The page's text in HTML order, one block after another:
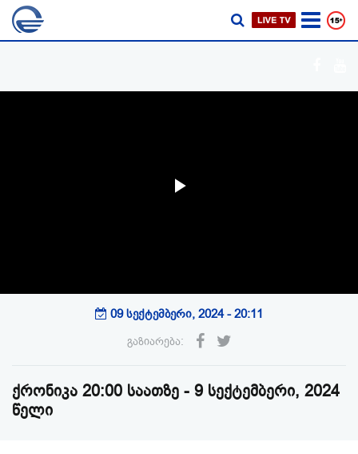
გაზიარება:
09 სექტემბერი, 2024 - 20:11
ქრონიკა 20:00 საათზე - 9 სექტემბერი, 2024
წელი